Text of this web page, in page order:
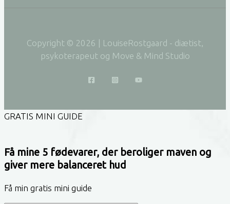
Copyright © 2026 | LouiseRostgaard - diætist,
psykoterapeut og Move & Mind Studio
GRATIS MINI GUIDE
Få mine 5 fødevarer, der beroliger maven og
giver mere balanceret hud
Få min gratis mini guide